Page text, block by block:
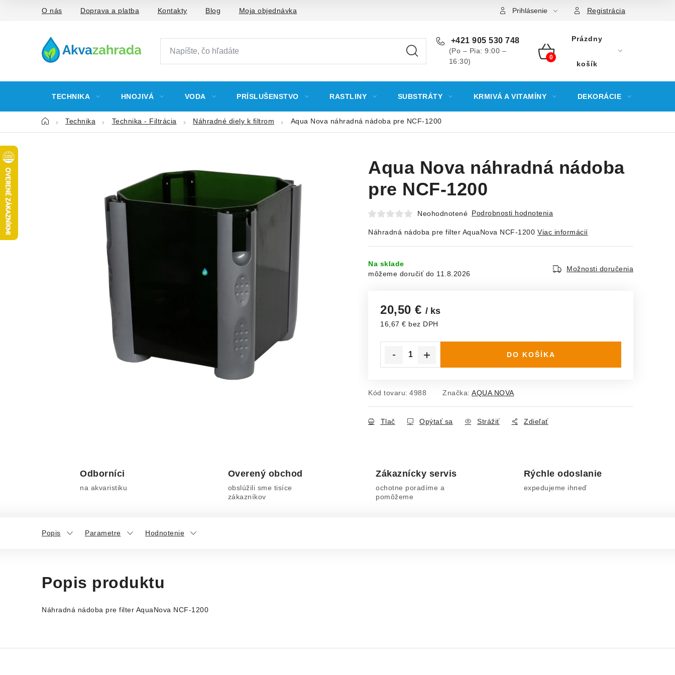
O nás Doprava a platba Kontakty Blog Moja objednávka Prihlásenie Registrácia
+421 905 530 748
(Po – Pia: 9:00 –
16:30)
NÁKUPNÝ
Prázdny
košík
TECHNIKA HNOJIVÁ VODA PRÍSLUŠENSTVO RASTLINY SUBSTRÁTY KRMIVÁ A VITAMÍNY DEKORÁCIE
DomovTechnika Technika - Filtrácia Náhradné diely k filtrom Aqua Nova náhradná nádoba pre NCF-1200
Aqua Nova náhradná nádoba
pre NCF-1200
Neohodnotené Podrobnosti hodnotenia
Náhradná nádoba pre filter AquaNova NCF-1200 Viac informácií
Na sklade
11.8.2026
Možnosti doručenia
20,50 € / ks
16,67 € bez DPH
DO KOŠÍKA
Kód tovaru: 4988 Značka: AQUA NOVA
Tlač Opýtať sa Strážiť Zdieľať
Odborníci
na akvaristiku
Overený obchod
obslúžili sme tisíce
zákazníkov
Zákaznícky servis
ochotne poradíme a
pomôžeme
Rýchle odoslanie
expedujeme ihneď
Popis Parametre Hodnotenie
Popis produktu
Náhradná nádoba pre filter AquaNova NCF-1200